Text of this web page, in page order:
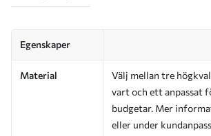
Egenskaper
Material
Välj mellan tre
vart och ett anpassat
budgetar. Mer
eller under